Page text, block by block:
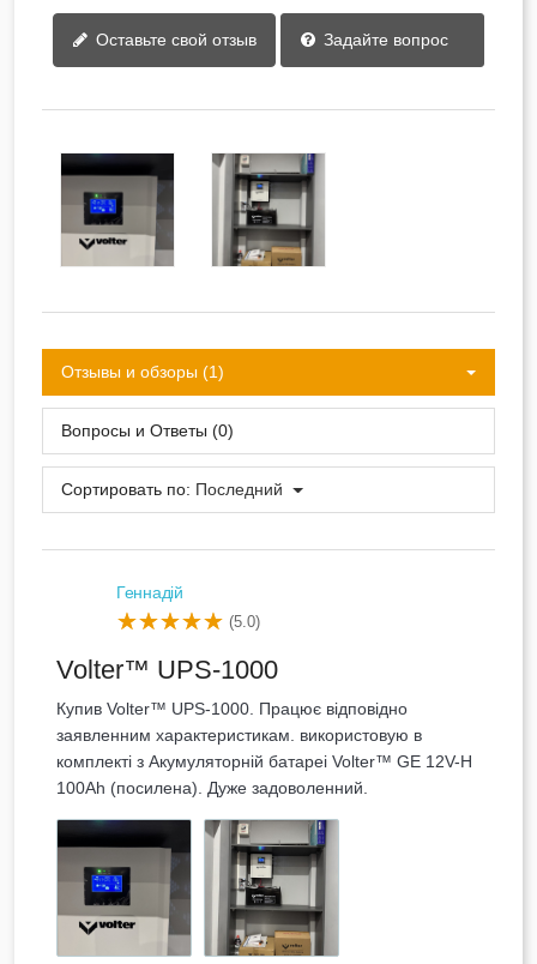
Оставьте свой отзыв Задайте вопрос
Отзывы и обзоры (1)
Вопросы и Ответы (0)
Сортировать по: Последний
Геннадій
(5.0)
Volter™ UPS-1000
Купив Volter™ UPS-1000. Працює відповідно
заявленним характеристикам. використовую в
комплекті з Акумуляторній батареі Volter™ GE 12V-H
100Ah (посилена). Дуже задоволенний.